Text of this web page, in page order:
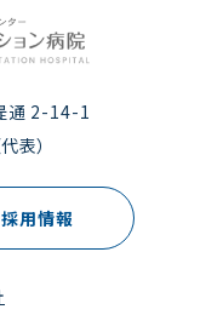
通 2-14-1
代表）
採用情報